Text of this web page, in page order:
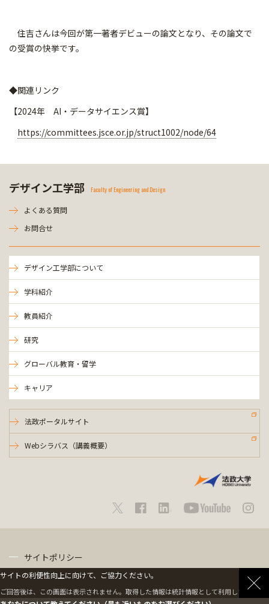
住吉さんは今回が第一著者デビューの論文となり、その論文で
の受賞の快挙です。
◆関連リンク
【2024年 AI・データサイエンス賞】
https://committees.jsce.or.jp/struct1002/node/64
デザイン工学部 Faculty of Engineering and Design
よくある質問
お問合せ
デザイン工学部について
学科紹介
教員紹介
研究
グローバル教育・留学
キャリア
法政ポータルサイト
Webシラバス（講義概要）
サイトポリシー
サイトの利便性向上に向けて、ご協力ください。
ご回答後は、この画面は表示されません。取得した情報は統計情報として利用します。